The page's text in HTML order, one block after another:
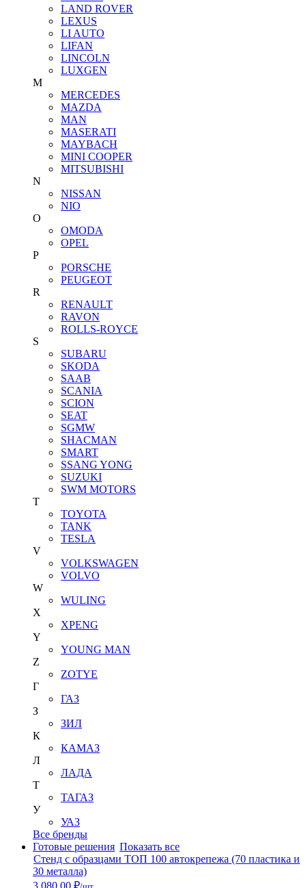
LAND ROVER
LEXUS
LI AUTO
LIFAN
LINCOLN
LUXGEN
M
MERCEDES
MAZDA
MAN
MASERATI
MAYBACH
MINI COOPER
MITSUBISHI
N
NISSAN
NIO
O
OMODA
OPEL
P
PORSCHE
PEUGEOT
R
RENAULT
RAVON
ROLLS-ROYCE
S
SUBARU
SKODA
SAAB
SCANIA
SCION
SEAT
SGMW
SHACMAN
SMART
SSANG YONG
SUZUKI
SWM MOTORS
T
TOYOTA
TANK
TESLA
V
VOLKSWAGEN
VOLVO
W
WULING
X
XPENG
Y
YOUNG MAN
Z
ZOTYE
Г
ГАЗ
З
ЗИЛ
К
КАМАЗ
Л
ЛАДА
Т
ТАГАЗ
У
УАЗ
Все бренды
Готовые решения Показать все
Стенд с образцами ТОП 100 автокрепежа (70 пластика и
30 металла)
3 080.00 ₽